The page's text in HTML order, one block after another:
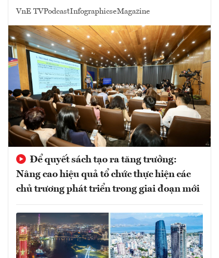
VnE TVPodcastInfographicseMagazine
Để quyết sách tạo ra tăng trưởng:
Nâng cao hiệu quả tổ chức thực hiện các
chủ trương phát triển trong giai đoạn mới